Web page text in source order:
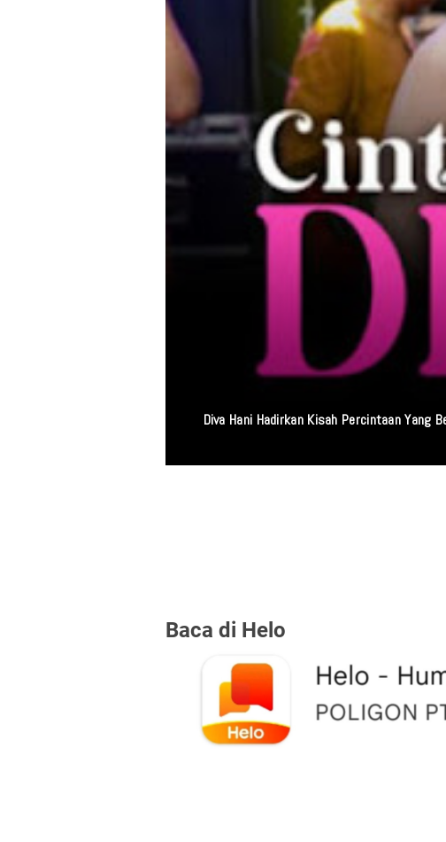
Miris! Propam Polda Sumut
Baca di Helo